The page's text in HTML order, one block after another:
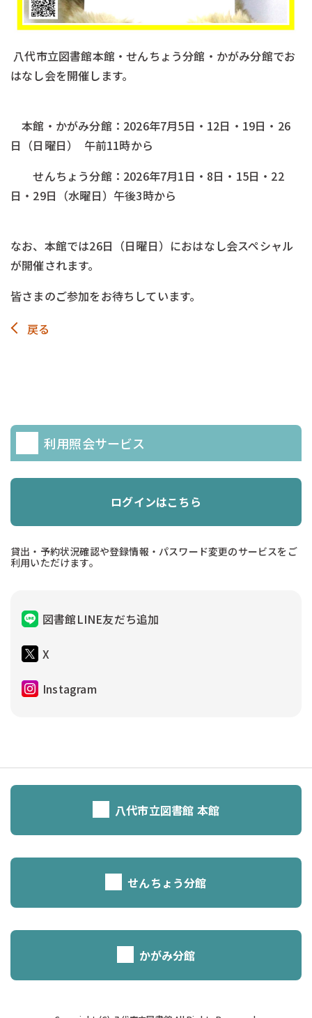
八代市立図書館本館・せんちょう分館・かがみ分館でお
はなし会を開催します。
本館・かがみ分館：2026年7月5日・12日・19日・26
日（日曜日） 午前11時から
せんちょう分館：2026年7月1日・8日・15日・22
日・29日（水曜日）午後3時から
なお、本館では26日（日曜日）におはなし会スペシャル
が開催されます。
皆さまのご参加をお待ちしています。
戻る
利用照会サービス
ログインはこちら
貸出・予約状況確認や登録情報・パスワード変更のサービスをご
利用いただけます。
図書館LINE友だち追加
X
Instagram
八代市立図書館 本館
せんちょう分館
かがみ分館